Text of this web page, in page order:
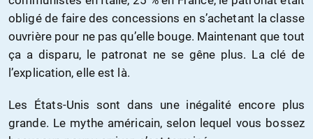
obligé de faire des concessions en s’achetant la classe
ouvrière pour ne pas qu’elle bouge. Maintenant que tout
ça a disparu, le patronat ne se gêne plus. La clé de
l’explication, elle est là.
Les États-Unis sont dans une inégalité encore plus
grande. Le mythe américain, selon lequel vous bossez